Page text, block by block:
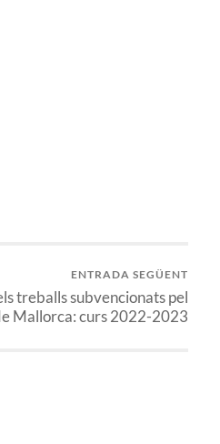
ENTRADA SEGÜENT
treballs subvencionats pel
Mallorca: curs 2022-2023